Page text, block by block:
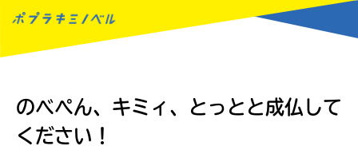
のべぺん、キミィ、とっとと成仏して
ください！